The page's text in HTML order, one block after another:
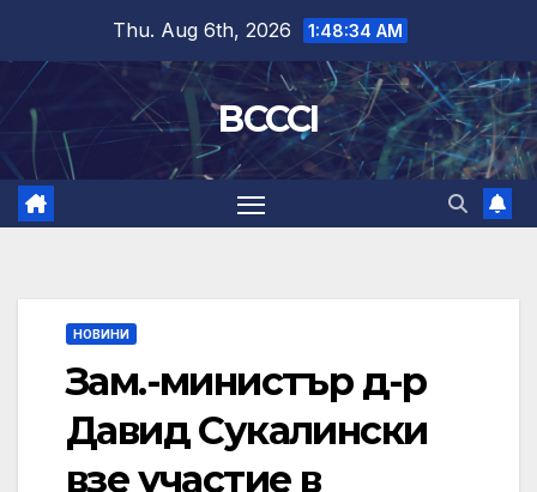
content
Thu. Aug 6th, 2026 1:48:35 AM
BCCCI
НОВИНИ
Зам.-министър д-р
Давид Сукалински
взе участие в